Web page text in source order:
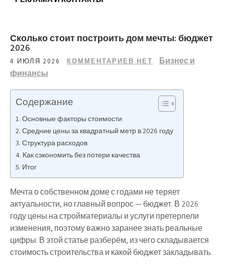
Сколько стоит построить дом мечты: бюджет
2026
4 ИЮЛЯ 2026 КОММЕНТАРИЕВ НЕТ
Бизнес и
финансы
Содержание
Основные факторы стоимости
Средние цены за квадратный метр в 2026 году
Структура расходов
Как сэкономить без потери качества
Итог
Мечта о собственном доме с годами не теряет
актуальности, но главный вопрос — бюджет. В 2026
году цены на стройматериалы и услуги претерпели
изменения, поэтому важно заранее знать реальные
цифры. В этой статье разберём, из чего складывается
стоимость строительства и какой бюджет закладывать.